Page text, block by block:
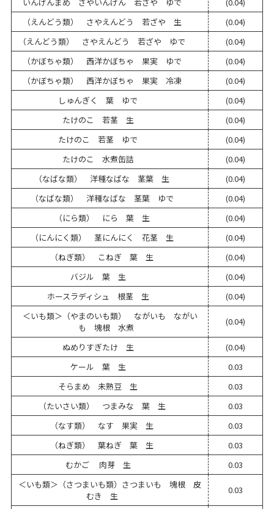
（えんどう類） さやえんどう 若ざや 生
(0.04)
（えんどう類） さやえんどう 若ざや ゆで
(0.04)
（かぼちゃ類） 西洋かぼちゃ 果実 ゆで
(0.04)
（かぼちゃ類） 西洋かぼちゃ 果実 冷凍
(0.04)
しゅんぎく 葉 ゆで
(0.04)
たけのこ 若茎 生
(0.04)
たけのこ 若茎 ゆで
(0.04)
たけのこ 水煮缶詰
(0.04)
（なばな類） 洋種なばな 茎葉 生
(0.04)
（なばな類） 洋種なばな 茎葉 ゆで
(0.04)
（にら類） にら 葉 生
(0.04)
（にんにく類） 茎にんにく 花茎 生
(0.04)
（ねぎ類） こねぎ 葉 生
(0.04)
バジル 葉 生
(0.04)
ホースラディシュ 根茎 生
(0.04)
＜いも類＞（やまのいも類） ながいも ながい
も 塊根 水煮
(0.04)
ぬめりすぎたけ 生
(0.04)
ケール 葉 生
0.03
そらまめ 未熟豆 生
0.03
（たいさい類） つまみな 葉 生
0.03
（なす類） なす 果実 生
0.03
（ねぎ類） 葉ねぎ 葉 生
0.03
むかご 肉芽 生
0.03
＜いも類＞（さつまいも類）さつまいも 塊根 皮
むき 生
0.03